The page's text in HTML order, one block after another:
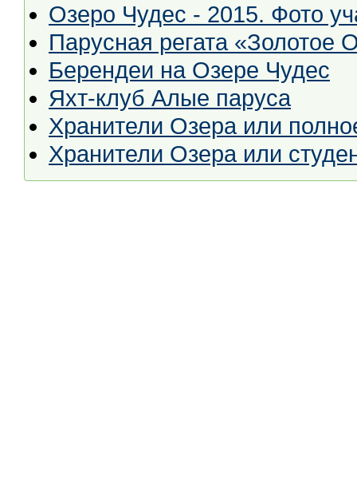
Озеро Чудес - 2015. Фото
Парусная регата «Золотое
Берендеи на Озере Чудес
Яхт-клуб Алые паруса
Хранители Озера или
Хранители Озера или